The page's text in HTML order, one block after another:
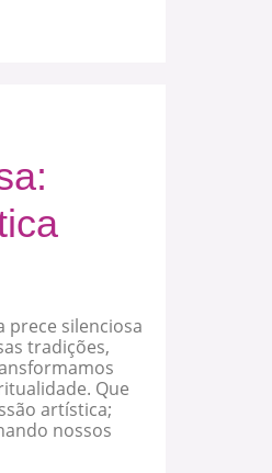
prece silenciosa
tradições,
Que
artística;
nossos